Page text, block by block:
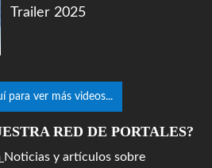
Trailer 2025
para ver más videos...
RED DE PORTALES?
Noticias y artículos sobre